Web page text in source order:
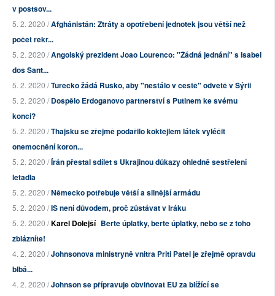
v postsov...
5. 2. 2020 /Afghánistán: Ztráty a opotřebení jednotek jsou větší než
počet rekr...
5. 2. 2020 /Angolský prezident Joao Lourenco: "Žádná jednání" s Isabel
dos Sant...
5. 2. 2020 /Turecko žádá Rusko, aby "nestálo v cestě" odvetě v Sýrii
5. 2. 2020 /Dospělo Erdoganovo partnerství s Putinem ke svému
konci?
5. 2. 2020 /Thajsku se zřejmě podařilo koktejlem látek vyléčit
onemocnění koron...
5. 2. 2020 /Írán přestal sdílet s Ukrajinou důkazy ohledně sestřelení
letadla
5. 2. 2020 /Německo potřebuje větší a silnější armádu
5. 2. 2020 /IS není důvodem, proč zůstávat v Iráku
5. 2. 2020 /Karel Dolejší Berte úplatky, berte úplatky, nebo se z toho
zblázníte!
4. 2. 2020 /Johnsonova ministryně vnitra Priti Patel je zřejmě opravdu
blbá...
4. 2. 2020 /Johnson se přípravuje obviňovat EU za blížící se